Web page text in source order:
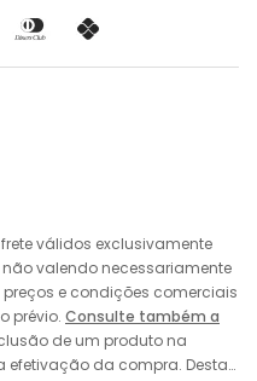
válidos exclusivamente
valendo necessariamente
e condições comerciais
prévio. Consulte também a
de um produto na
da compra. Desta